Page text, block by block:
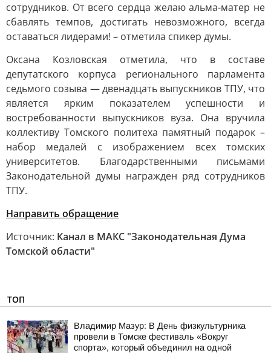
сотрудников. От всего сердца желаю альма-матер не
сбавлять темпов, достигать невозможного, всегда
оставаться лидерами! – отметила спикер думы.
Оксана Козловская отметила, что в составе
депутатского корпуса регионального парламента
седьмого созыва — двенадцать выпускников ТПУ, что
является ярким показателем успешности и
востребованности выпускников вуза. Она вручила
коллективу Томского политеха памятный подарок –
набор медалей с изображением всех томских
университетов. Благодарственными письмами
Законодательной думы награжден ряд сотрудников
ТПУ.
Направить обращение
Источник: Канал в МАКС "Законодательная Дума
Томской области"
ТОП
Владимир Мазур: В День физкультурника
провели в Томске фестиваль «Вокруг
спорта», который объединил на одной